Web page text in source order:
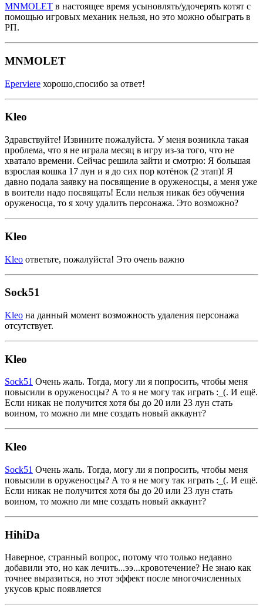
MNMOLET в настоящее время усыновлять/удочерять котят с
помощью игровых механик нельзя, но это можно обыграть в
РП.
MNMOLET
Eperviere хорошо,спосибо за ответ!
Kleo
Здравствуйте! Извините пожалуйста. У меня возникла такая
проблема, что я не играла месяц в игру из-за того, что не
хватало времени. Сейчас решила зайти и смотрю: Я большая
взрослая кошка 17 лун и я до сих пор котёнок (2 этап)! Я
давно подала заявку на посвящение в оруженосцы, а меня уже
в воители надо посвящать! Если нельзя никак без обучения
оруженосца, то я хочу удалить персонажа. Это возможно?
Kleo
Kleo ответьте, пожалуйста! Это очень важно
Sock51
Kleo на данный момент возможность удаления персонажа
отсутствует.
Kleo
Sock51 Очень жаль. Тогда, могу ли я попросить, чтобы меня
повысили в оруженосцы? А то я не могу так играть :_(. И ещё.
Если никак не получится хотя бы до 20 или 23 лун стать
воином, то можно ли мне создать новый аккаунт?
Kleo
Sock51 Очень жаль. Тогда, могу ли я попросить, чтобы меня
повысили в оруженосцы? А то я не могу так играть :_(. И ещё.
Если никак не получится хотя бы до 20 или 23 лун стать
воином, то можно ли мне создать новый аккаунт?
HihiDa
Наверное, странный вопрос, потому что только недавно
добавили это, но как лечить...ээ...кровотечение? Не знаю как
точнее выразиться, но этот эффект после многочисленных
укусов крыс появляется